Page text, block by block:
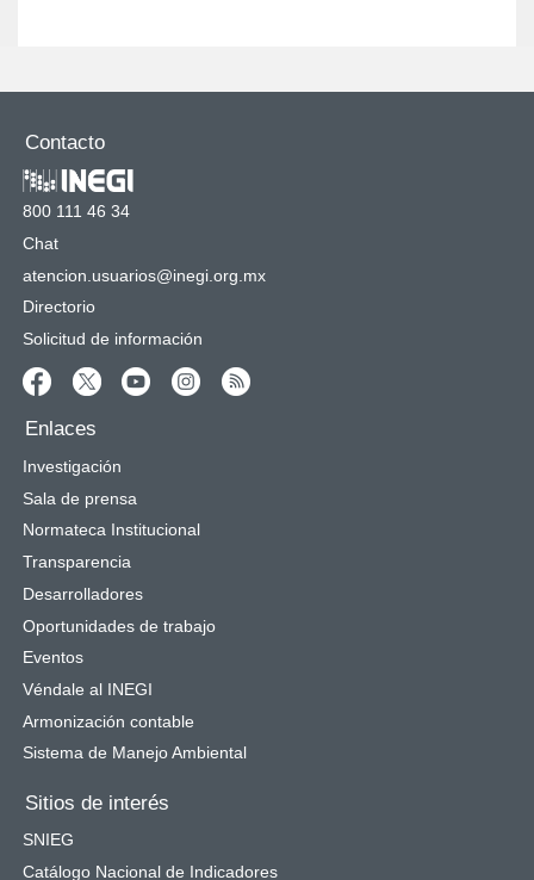
Contacto
800 111 46 34
Chat
atencion.usuarios@inegi.org.mx
Directorio
Solicitud de información
Enlaces
Investigación
Sala de prensa
Normateca Institucional
Transparencia
Desarrolladores
Oportunidades de trabajo
Eventos
Véndale al INEGI
Armonización contable
Sistema de Manejo Ambiental
Sitios de interés
SNIEG
Catálogo Nacional de Indicadores